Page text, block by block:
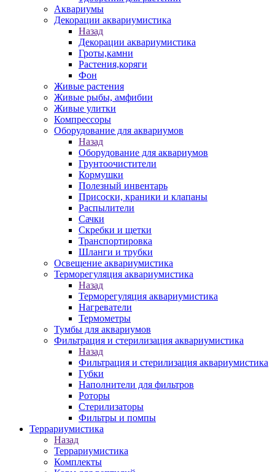
Аквариумы
Декорации аквариумистика
Назад
Декорации аквариумистика
Гроты,камни
Растения,коряги
Фон
Живые растения
Живые рыбы, амфибии
Живые улитки
Компрессоры
Оборудование для аквариумов
Назад
Оборудование для аквариумов
Грунтоочистители
Кормушки
Полезный инвентарь
Присоски, краники и клапаны
Распылители
Сачки
Скребки и щетки
Транспортировка
Шланги и трубки
Освещение аквариумистика
Терморегуляция аквариумистика
Назад
Терморегуляция аквариумистика
Нагреватели
Термометры
Тумбы для аквариумов
Фильтрация и стерилизация аквариумистика
Назад
Фильтрация и стерилизация аквариумистика
Губки
Наполнители для фильтров
Роторы
Стерилизаторы
Фильтры и помпы
Террариумистика
Назад
Террариумистика
Комплекты